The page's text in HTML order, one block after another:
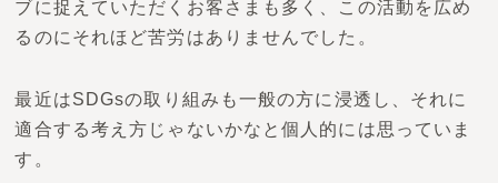
ブに捉えていただくお客さまも多く、 この活動を広め
るのにそれほど苦労はありませんでした。
最近はSDGsの取り組みも一般の方に浸透し、それに
適合する考え方じゃないかなと個人的には思っていま
す。